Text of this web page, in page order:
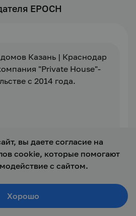
EPOCH
Казань | Краснодар
"Private House"-
с 2014 года.
меняя
нас делая его
где люди
любые собственные
дома в Казани,
Развернуть
вы даете согласие на
cookie, которые помогают
с сайтом.
Хорошо